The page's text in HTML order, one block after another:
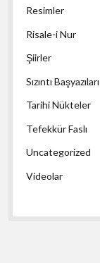
Resimler
Risale-i Nur
Şiirler
Sızıntı Başyazıları
Tarihi Nükteler
Tefekkür Faslı
Uncategorized
Videolar